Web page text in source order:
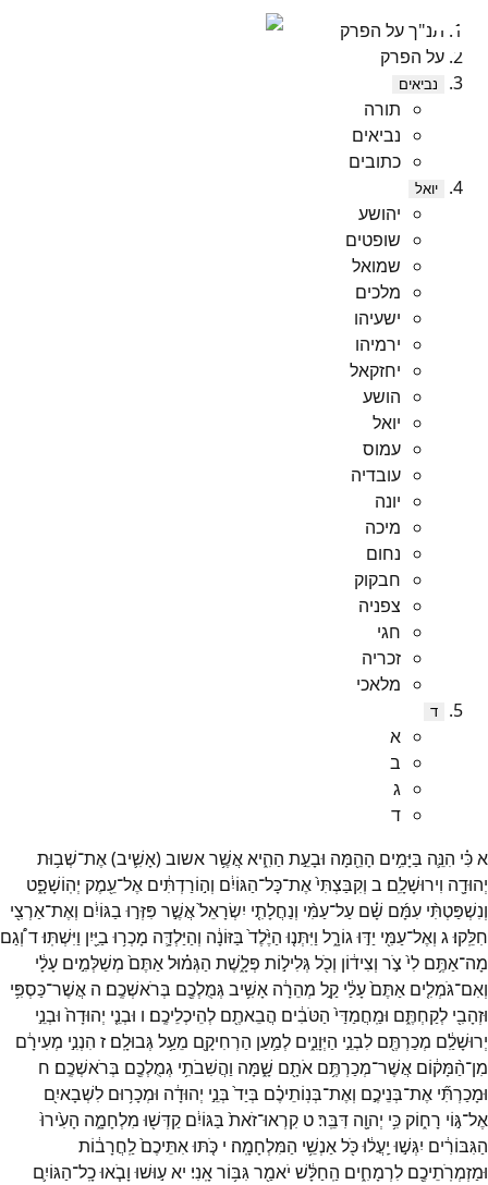
תנ"ך על הפרק
על הפרק
נביאים
תורה
נביאים
כתובים
יואל
יהושע
שופטים
שמואל
מלכים
ישעיהו
ירמיהו
יחזקאל
הושע
יואל
עמוס
עובדיה
יונה
מיכה
נחום
חבקוק
צפניה
חגי
זכריה
מלאכי
ד
א
ב
ג
ד
אכִּ֗י הִנֵּ֛ה בַּיָּמִ֥ים הָהֵ֖מָּה וּבָעֵ֣ת הַהִ֑יאאֲשֶׁ֥ראשוב(אָשִׁ֛יב)אֶת־שְׁב֥וּת
יְהוּדָ֖ה וִירוּשָׁלִָֽם׃ ב וְקִבַּצְתִּי֙אֶת־כָּל־הַגּוֹיִ֔ם וְה֣וֹרַדְתִּ֔ים אֶל־עֵ֖מֶק יְהֽוֹשָׁפָ֑ט
וְנִשְׁפַּטְתִּ֨י עִמָּ֜ם שָׁ֗ם עַל־עַמִּ֨י וְנַחֲלָתִ֤י יִשְׂרָאֵל֙אֲשֶׁ֣ר פִּזְּר֣וּ בַגּוֹיִ֔ם וְאֶת־אַרְצִ֖י
חִלֵּֽקוּ׃ג וְאֶל־עַמִּ֖י יַדּ֣וּגוֹרָ֑ל וַיִּתְּנ֤וּ הַיֶּ֙לֶד֙ בַּזּוֹנָ֔ה וְהַיַּלְדָּ֛ה מָכְר֥וּ בַיַּ֖יִן וַיִּשְׁתּֽוּ׃דוְ֠גַם
מָה־אַתֶּ֥ם לִי֙ צֹ֣ר וְצִיד֔וֹן וְכֹ֖לגְּלִיל֣וֹת פְּלָ֑שֶׁת הַגְּמ֗וּלאַתֶּם֙ מְשַׁלְּמִ֣ים עָלָ֔י
וְאִם־גֹּמְלִ֤ים אַתֶּם֙עָלַ֔י קַ֣ל מְהֵרָ֔ה אָשִׁ֥יבגְּמֻלְכֶ֖ם בְּרֹאשְׁכֶֽם׃ ה אֲשֶׁר־כַּסְפִּ֥י
וּזְהָבִ֖י לְקַחְתֶּ֑ם וּמַֽחֲמַדַּי֙ הַטֹּבִ֔ים הֲבֵאתֶ֖ם לְהֵיכְלֵיכֶֽם׃ ו וּבְנֵ֤י יְהוּדָה֙ וּבְנֵ֣י
יְרוּשָׁלִַ֔ם מְכַרְתֶּ֖ם לִבְנֵ֣י הַיְּוָנִ֑ים לְמַ֥עַן הַרְחִיקָ֖ם מֵעַ֥לגְּבוּלָֽם׃ ז הִנְנִ֣י מְעִירָ֔ם
מִן־הַ֨מָּק֔וֹם אֲשֶׁר־מְכַרְתֶּ֥ם אֹתָ֖ם שָׁ֑מָּה וַהֲשִׁבֹתִ֥י גְמֻלְכֶ֖ם בְּרֹאשְׁכֶֽם׃ ח
וּמָכַרְתִּ֞י אֶת־בְּנֵיכֶ֣ם וְאֶת־בְּנֽוֹתֵיכֶ֗ם בְּיַד֙ בְּנֵ֣י יְהוּדָ֔ה וּמְכָר֥וּם לִשְׁבָאיִ֖ם
אֶל־גּ֣וֹי רָח֑וֹק כִּ֥י יְהוָ֖ה דִּבֵּֽר׃ט קִרְאוּ־זֹאת֙ בַּגּוֹיִ֔ם קַדְּשׁ֖וּ מִלְחָמָ֑ה הָעִ֙ירוּ֙
הַגִּבּוֹרִ֔ים יִגְּשׁ֣וּ יַֽעֲל֔וּכֹּ֖לאַנְשֵׁ֥י הַמִּלְחָמָֽה׃ י כֹּ֤תּוּאִתֵּיכֶם֙לַֽחֲרָב֔וֹת
וּמַזְמְרֹֽתֵיכֶ֖ם לִרְמָחִ֑ים הַֽחַלָּ֔שׁ יֹאמַ֖רגִּבּ֥וֹראָֽנִי׃ יאע֣וּשׁוּ וָבֹ֧אוּכָֽל־הַגּוֹיִ֛ם